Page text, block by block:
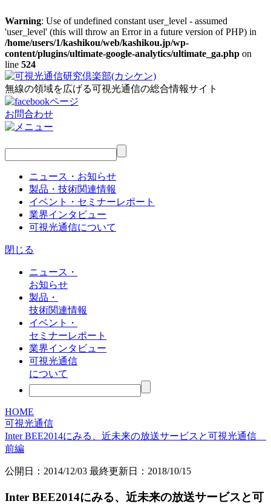
Warning: Use of undefined constant user_level - assumed
'user_level' (this will throw an Error in a future version of PHP) in
/home/users/1/kashikou/web/kashikou.jp/wp-
content/plugins/ultimate-google-analytics/ultimate_ga.php on
line 524
無線の領域を広げる可視光通信の総合情報サイト
お問合わせ
ニュース・お知らせ
製品・技術関連情報
イベント・セミナーレポート
業界インタビュー
可視光通信について
閉じる
ニュース・
お知らせ
製品・
技術関連情報
イベント・
セミナーレポート
業界インタビュー
可視光通信
について
HOME
可視光通信
Inter BEE2014にみる、近未来の放送サービスと可視光通信
前編
公開日： 2014/12/03 最終更新日：2018/10/15
Inter BEE2014にみる、近未来の放送サービスと可